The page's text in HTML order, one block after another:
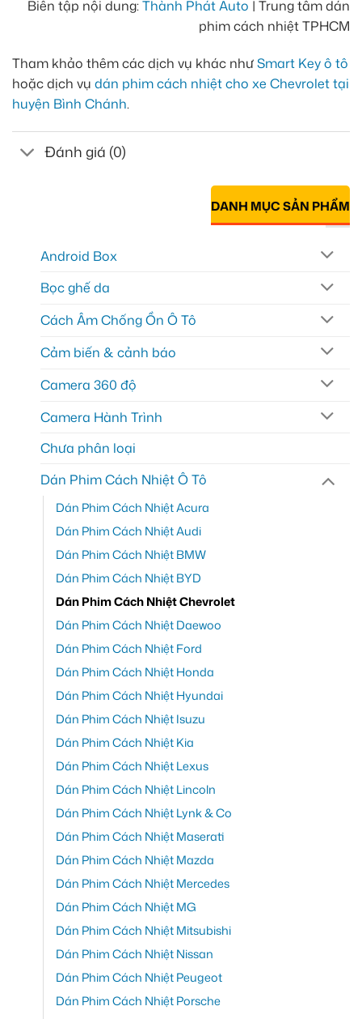
Biên tập nội dung:Thành Phát Auto | Trung tâm dán
phim cách nhiệt TPHCM
Tham khảo thêm các dịch vụ khác nhưSmart Key ô tô
hoặc dịch vụ dán phim cách nhiệt cho xe Chevrolet tại
huyện Bình Chánh.
Đánh giá (0)
DANH MỤC SẢN PHẨM
Android Box
Bọc ghế da
Cách Âm Chống Ồn Ô Tô
Cảm biến & cảnh báo
Camera 360 độ
Camera Hành Trình
Chưa phân loại
Dán Phim Cách Nhiệt Ô Tô
Dán Phim Cách Nhiệt Acura
Dán Phim Cách Nhiệt Audi
Dán Phim Cách Nhiệt BMW
Dán Phim Cách Nhiệt BYD
Dán Phim Cách Nhiệt Chevrolet
Dán Phim Cách Nhiệt Daewoo
Dán Phim Cách Nhiệt Ford
Dán Phim Cách Nhiệt Honda
Dán Phim Cách Nhiệt Hyundai
Dán Phim Cách Nhiệt Isuzu
Dán Phim Cách Nhiệt Kia
Dán Phim Cách Nhiệt Lexus
Dán Phim Cách Nhiệt Lincoln
Dán Phim Cách Nhiệt Lynk & Co
Dán Phim Cách Nhiệt Maserati
Dán Phim Cách Nhiệt Mazda
Dán Phim Cách Nhiệt Mercedes
Dán Phim Cách Nhiệt MG
Dán Phim Cách Nhiệt Mitsubishi
Dán Phim Cách Nhiệt Nissan
Dán Phim Cách Nhiệt Peugeot
Dán Phim Cách Nhiệt Porsche